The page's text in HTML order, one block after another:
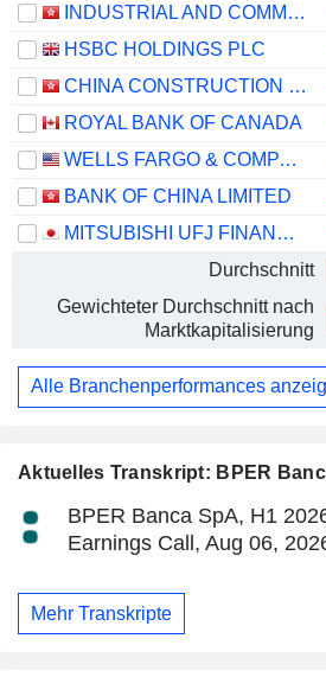
Aktuelles Transkript: BPER
BPER Banca SpA, H1
Earnings Call, Aug 06,
Mehr Transkripte
INDUSTRIAL AND COMMERCIAL BANK OF CHINA LIMITED
HSBC HOLDINGS PLC
CHINA CONSTRUCTION BANK CORPORATION
ROYAL BANK OF CANADA
WELLS FARGO & COMPANY
BANK OF CHINA LIMITED
MITSUBISHI UFJ FINANCIAL GROUP, INC.
Durchschnitt
Gewichteter Durchschnitt nach
Marktkapitalisierung
Alle Branchenperformances